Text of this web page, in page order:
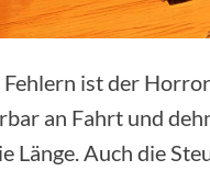
ist der
an Fahrt und
Länge. Auch die